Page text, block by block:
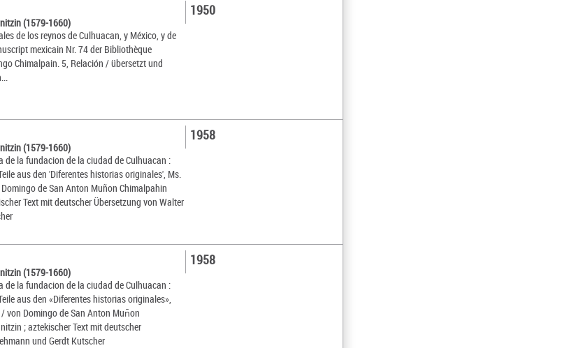
(1579-1660)
de los reynos de Culhuacan, y México, y de
mexicain Nr. 74 der Bibliothèque
Chimalpain. 5, Relación / übersetzt und
1950
(1579-1660)
de la fundacion de la ciudad de Culhuacan :
aus den 'Diferentes historias originales', Ms.
de San Anton Muñon Chimalpahin
Text mit deutscher Übersetzung von Walter
1958
(1579-1660)
de la fundacion de la ciudad de Culhuacan :
aus den «Diferentes historias originales»,
von Domingo de San Anton Mun̄on
; aztekischer Text mit deutscher
und Gerdt Kutscher
1958